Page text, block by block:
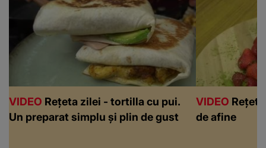
Un preparat simplu și plin de gust